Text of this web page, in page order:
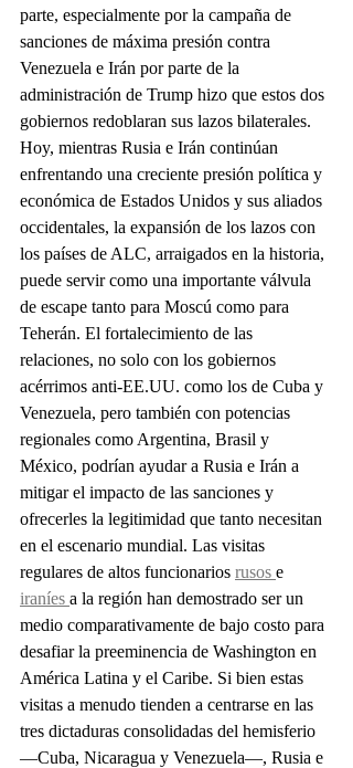
parte, especialmente por la campaña de
sanciones de máxima presión contra
Venezuela e Irán por parte de la
administración de Trump hizo que estos dos
gobiernos redoblaran sus lazos bilaterales.
Hoy, mientras Rusia e Irán continúan
enfrentando una creciente presión política y
económica de Estados Unidos y sus aliados
occidentales, la expansión de los lazos con
los países de ALC, arraigados en la historia,
puede servir como una importante válvula
de escape tanto para Moscú como para
Teherán. El fortalecimiento de las
relaciones, no solo con los gobiernos
acérrimos anti-EE.UU. como los de Cuba y
Venezuela, pero también con potencias
regionales como Argentina, Brasil y
México, podrían ayudar a Rusia e Irán a
mitigar el impacto de las sanciones y
ofrecerles la legitimidad que tanto necesitan
en el escenario mundial. Las visitas
regulares de altos funcionarios rusos e
iraníes a la región han demostrado ser un
medio comparativamente de bajo costo para
desafiar la preeminencia de Washington en
América Latina y el Caribe. Si bien estas
visitas a menudo tienden a centrarse en las
tres dictaduras consolidadas del hemisferio
—Cuba, Nicaragua y Venezuela—, Rusia e